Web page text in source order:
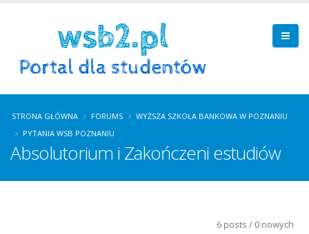
STRONA GŁÓWNA FORUMS
WYŻSZA SZKOŁA BANKOWA W POZNANIU
PYTANIA WSB POZNANIU
Absolutorium i Zakończeni estudiów
6 posts / 0 nowych